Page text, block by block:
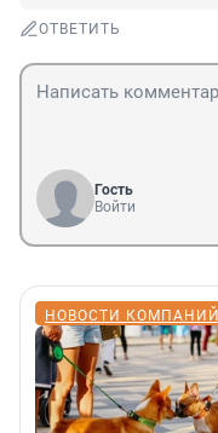
ОТВЕТИТЬ
Гость
Войти
НОВОСТИ КОМПАНИЙ